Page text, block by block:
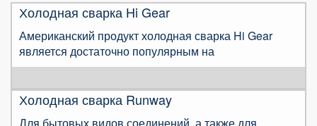
Холодная сварка Hi Gear
Американский продукт холодная сварка Hi Gear
является достаточно популярным на
Холодная сварка Runway